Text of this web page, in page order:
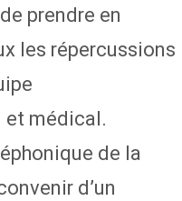
prendre en
les répercussions
et médical.
de la
d’un